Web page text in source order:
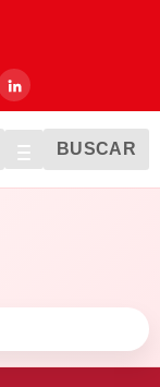
BUSCAR